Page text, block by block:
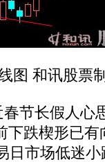
图 和讯股票
长假人心
下跌楔形已
日市场低迷